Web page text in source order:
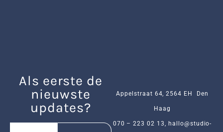
Als eerste de
nieuwste
updates?
Appelstraat 64, 2564 EH Den
Haag
070 – 223 02 13 hallo@studio-